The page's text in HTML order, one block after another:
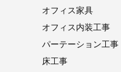
オフィス家具
オフィス内装工事
パーテーション工事
床工事